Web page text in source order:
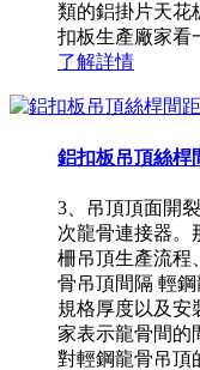
類的鋁掛片天花
扣板生產廠家看
了解詳情
鋁扣板吊頂絲桿
3、吊頂頂面開
次龍骨連接器。
柵吊頂生產流程
骨吊頂間隔 輕
規格厚度以及安
家表示龍骨間的
對輕鋼龍骨吊頂